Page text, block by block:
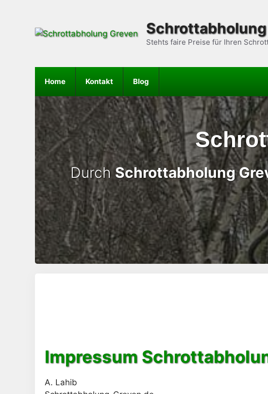
Stehts faire Preise für Ihren
Home Kontakt Blog
DurchSchrottabholung
Impressum
A. Lahib